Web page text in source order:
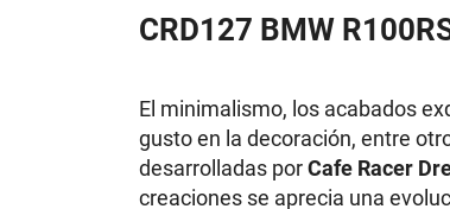
CRD127 BMW
El minimalismo, los acabados
gusto en la decoración, entre
desarrolladas porCafe Racer
creaciones se aprecia una